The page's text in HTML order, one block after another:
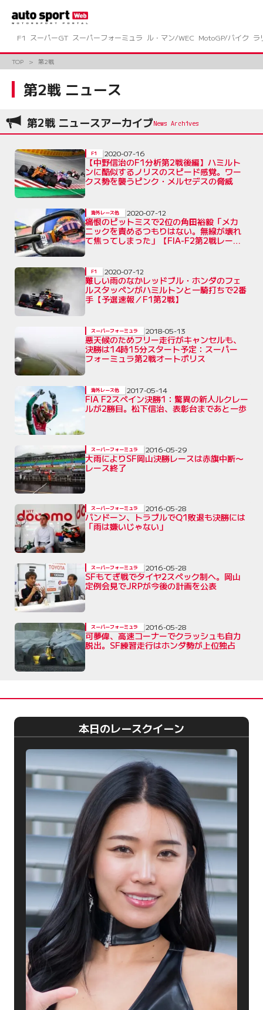
ツ
ス
F1 スーパーGT スーパーフォーミュラ ル・マン/WEC MotoGP/バイク ラ
TOP 第2戦
第2戦 ニュース
第2戦 ニュースアーカイブ
【中野信治のF1分析第2戦後編】ハミルト
ンに酷似するノリスのスピード感覚。ワー
クス勢を襲うピンク・メルセデスの脅威
F1 2020-07-16
痛恨のピットミスで2位の角田裕毅「メカ
ニックを責めるつもりはない。無線が壊れ
て焦ってしまった」【FIA-F2第2戦レース
海外レース他 2020-07-12
難しい雨のなかレッドブル・ホンダのフェ
ルスタッペンがハミルトンと一騎打ちで2番
手【予選速報／F1第2戦】
F1 2020-07-12
悪天候のためフリー走行がキャンセルも、
決勝は14時15分スタート予定：スーパー
フォーミュラ第2戦オートポリス
スーパーフォーミュラ 2018-05-13
FIA F2スペイン決勝1：驚異の新人ルクレー
ルが2勝目。松下信治、表彰台まであと一歩
海外レース他 2017-05-14
大雨によりSF岡山決勝レースは赤旗中断〜
レース終了
スーパーフォーミュラ 2016-05-29
バンドーン、トラブルでQ1敗退も決勝には
「雨は嫌いじゃない」
スーパーフォーミュラ 2016-05-28
SFもてぎ戦でタイヤ2スペック制へ。岡山
定例会見でJRPが今後の計画を公表
スーパーフォーミュラ 2016-05-28
可夢偉、高速コーナーでクラッシュも自力
脱出。SF練習走行はホンダ勢が上位独占
スーパーフォーミュラ 2016-05-28
本日のレースクイーン